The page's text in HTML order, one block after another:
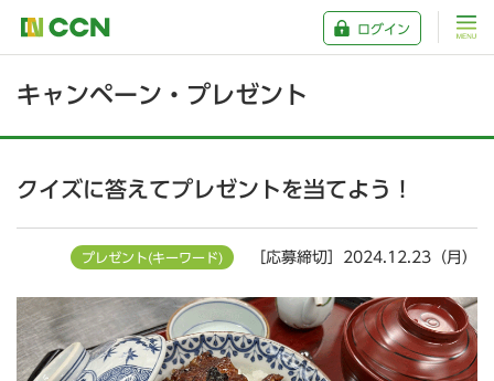
ログイン
キャンペーン・プレゼント
クイズに答えてプレゼントを当てよう！
プレゼント(キーワード) ［応募締切］2024.12.23（月）